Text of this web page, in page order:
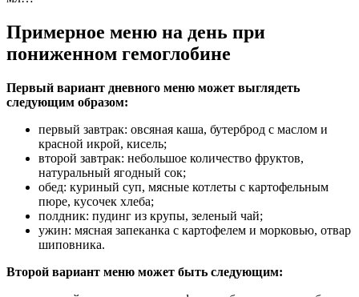
Примерное меню на день при
пониженном гемоглобине
Первый вариант дневного меню может выглядеть
следующим образом:
первый завтрак: овсяная каша, бутерброд с маслом и
красной икрой, кисель;
второй завтрак: небольшое количество фруктов,
натуральный ягодный сок;
обед: куриный суп, мясные котлеты с картофельным
пюре, кусочек хлеба;
полдник: пудинг из крупы, зеленый чай;
ужин: мясная запеканка с картофелем и морковью, отвар
шиповника.
Второй вариант меню может быть следующим: